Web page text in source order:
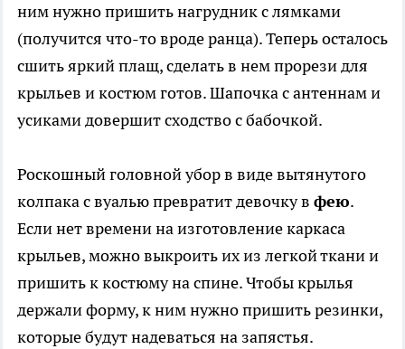
ним нужно пришить нагрудник с лямками
(получится что-то вроде ранца). Теперь осталось
сшить яркий плащ, сделать в нем прорези для
крыльев и костюм готов. Шапочка с антеннам и
усиками довершит сходство с бабочкой.
Роскошный головной убор в виде вытянутого
колпака с вуалью превратит девочку в фею.
Если нет времени на изготовление каркаса
крыльев, можно выкроить их из легкой ткани и
пришить к костюму на спине. Чтобы крылья
держали форму, к ним нужно пришить резинки,
которые будут надеваться на запястья.